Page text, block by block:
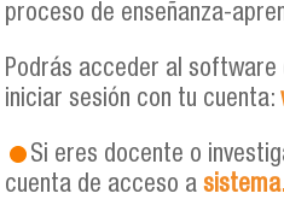
proceso de enseñanza-
Podrás acceder al software
iniciar sesión con tu cuenta:
Si eres docente o
cuenta de acceso a